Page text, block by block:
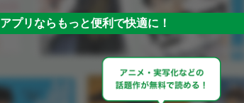
アプリならもっと便利で快適に！